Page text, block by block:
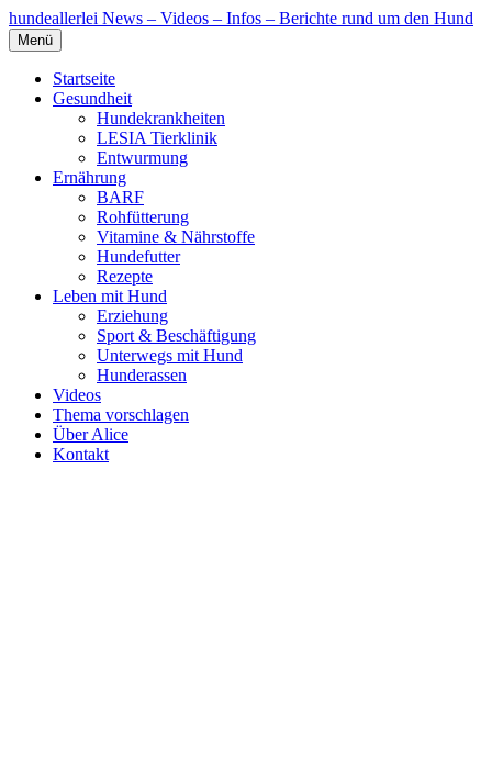
hundeallerlei News – Videos – Infos – Berichte rund um den Hund
Menü
Startseite
Gesundheit
Hundekrankheiten
LESIA Tierklinik
Entwurmung
Ernährung
BARF
Rohfütterung
Vitamine & Nährstoffe
Hundefutter
Rezepte
Leben mit Hund
Erziehung
Sport & Beschäftigung
Unterwegs mit Hund
Hunderassen
Videos
Thema vorschlagen
Über Alice
Kontakt